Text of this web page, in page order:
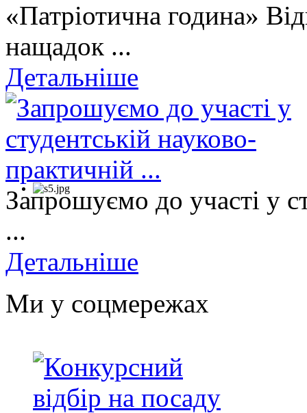
«Патріотична година»
нащадок ...
Детальніше
Запрошуємо до участі у
...
Детальніше
Ми у соцмережах